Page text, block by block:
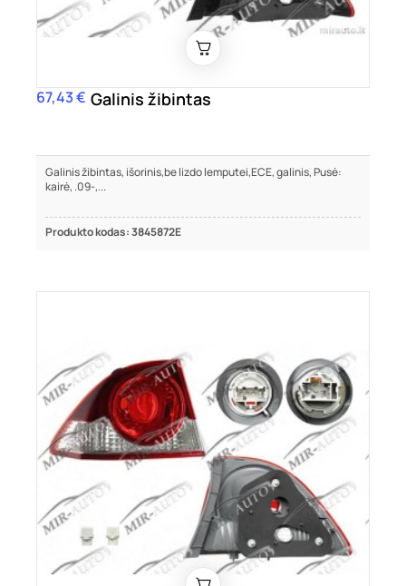
Kaina
67,43 € Galinis žibintas
Galinis žibintas, išorinis,be lizdo lemputei,ECE, galinis, Pusė:
kairė, .09-,...
Produkto kodas: 3845872E